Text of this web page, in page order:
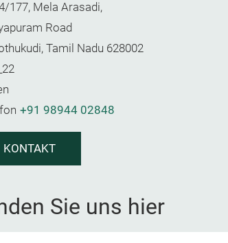
177, Mela Arasadi,
Road
Tamil Nadu 628002
+91 98944 02848
KONTAKT
Sie uns hier